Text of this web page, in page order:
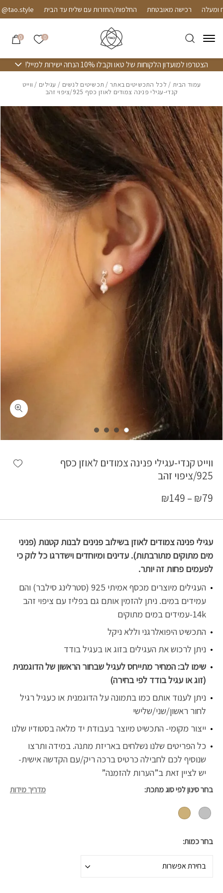
Skip to Contentרכישה מאובטחת החלפות/החזרות עם שליח עד הבית
0 הרשימה
0
הצטרפו למועדון הלקוחות של טאו וקבלו 10% הנחה ישירות למייל!
עמוד הבית / לכל התכשיטים באתר/ תכשיטים לנשים / עגילים / ווייט
קנדי-עגילי פנינה צמודים לאוזן כסף 925/ציפוי זהב
ווייט קנדי-עגילי פנינה צמודים לאוזן כסף
925/ציפוי זהב
₪79
–
₪149
עגילי פנינה צמודים לאוזן בשילוב פנינים לבנות קטנות (פניני
מים מתוקים מתורבתות). עדינים ומיוחדים וישדרגו כל לוק כי
לפעמים פחות זה יותר.
העגילים מיוצרים מכסף אמיתי 925 (סטרלינג סילבר) והם
עמידים במים. ניתן להזמין אותם גם בפליז עם ציפוי זהב
14k-עמידים במים מתוקים
התכשיט היפואלרגני וללא ניקל
ניתן לרכוש את העגילים בזוג או בעגיל בודד
שימו לב: המחיר מתייחס לעגיל שבחור הראשון של הדוגמנית
(זוג או עגיל בודד לפי בחירה)
ניתן לענוד אותם כמו בתמונה על הדוגמנית או כעגיל רגיל
לחור ראשון/שני/שלישי
ייצור מקומי- התכשיט מיוצר בעבודת יד מלאה בסטודיו שלנו
כל הפריטים שלנו נשלחים באריזת מתנה. במידה ותרצו
שנוסיף לכם לחבילה כרטיס ברכה ריק/עם הקדשה אישית-
יש לציין זאת ב”הערות להזמנה”
בחר סינון לפי סוג מתכת מדריך מידות
בחר כמות
בחירת אפשרות
בחזרה למעלה